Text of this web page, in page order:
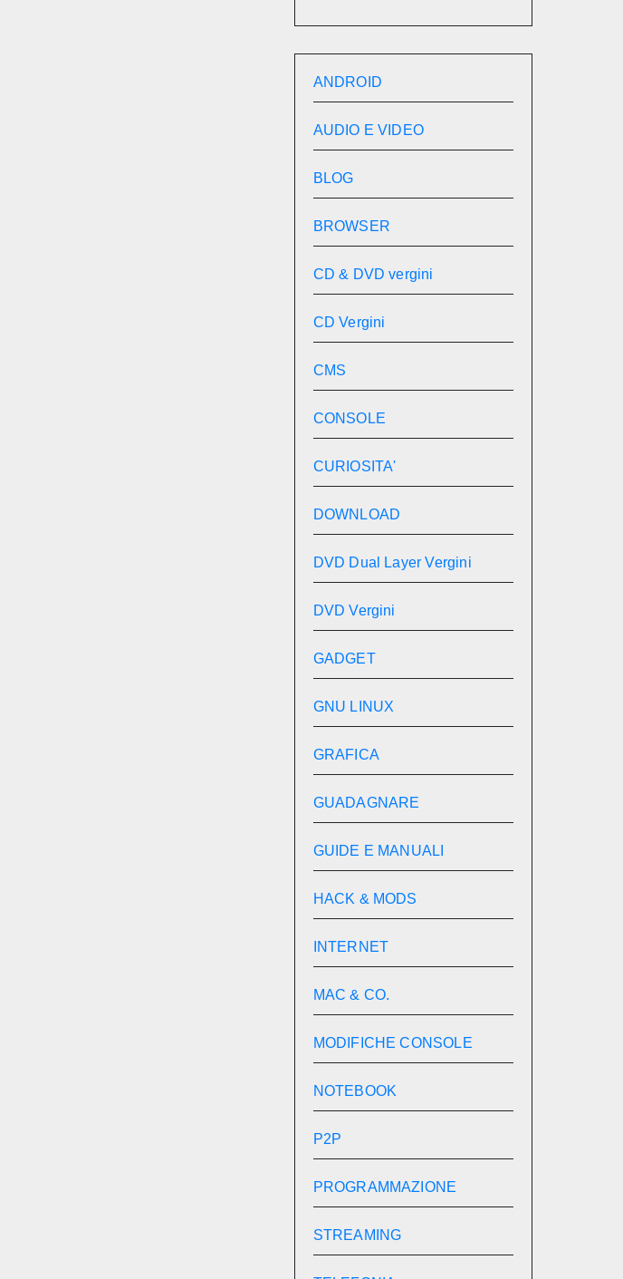
ANDROID
AUDIO E VIDEO
BLOG
BROWSER
CD & DVD vergini
CD Vergini
CMS
CONSOLE
CURIOSITA'
DOWNLOAD
DVD Dual Layer Vergini
DVD Vergini
GADGET
GNU LINUX
GRAFICA
GUADAGNARE
GUIDE E MANUALI
HACK & MODS
INTERNET
MAC & CO.
MODIFICHE CONSOLE
NOTEBOOK
P2P
PROGRAMMAZIONE
STREAMING